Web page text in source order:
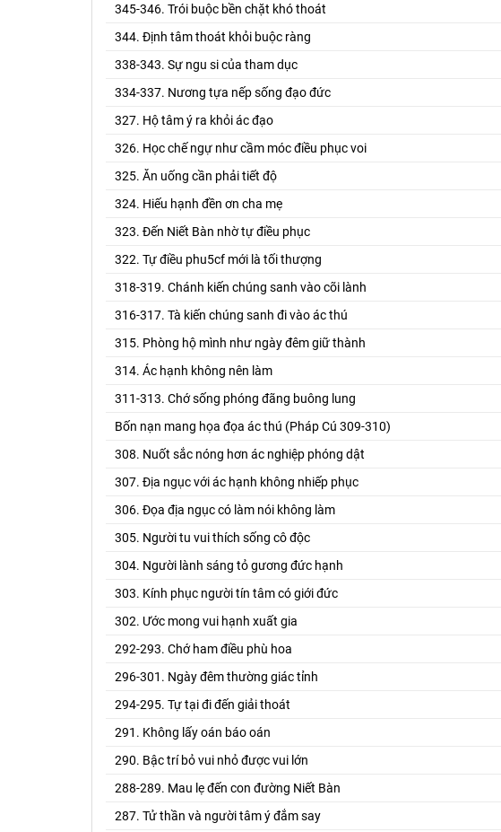
345-346. Trói buộc bền chặt khó thoát
344. Định tâm thoát khỏi buộc ràng
338-343. Sự ngu si của tham dục
334-337. Nương tựa nếp sống đạo đức
327. Hộ tâm ý ra khỏi ác đạo
326. Học chế ngự như cầm móc điều phục voi
325. Ăn uống cần phải tiết độ
324. Hiếu hạnh đền ơn cha mẹ
323. Đến Niết Bàn nhờ tự điều phục
322. Tự điều phu5cf mới là tối thượng
318-319. Chánh kiến chúng sanh vào cõi lành
316-317. Tà kiến chúng sanh đi vào ác thú
315. Phòng hộ mình như ngày đêm giữ thành
314. Ác hạnh không nên làm
311-313. Chớ sống phóng đãng buông lung
Bốn nạn mang họa đọa ác thú (Pháp Cú 309-310)
308. Nuốt sắc nóng hơn ác nghiệp phóng dật
307. Địa ngục với ác hạnh không nhiếp phục
306. Đọa địa ngục có làm nói không làm
305. Người tu vui thích sống cô độc
304. Người lành sáng tỏ gương đức hạnh
303. Kính phục người tín tâm có giới đức
302. Ước mong vui hạnh xuất gia
292-293. Chớ ham điều phù hoa
296-301. Ngày đêm thường giác tỉnh
294-295. Tự tại đi đến giải thoát
291. Không lấy oán báo oán
290. Bậc trí bỏ vui nhỏ được vui lớn
288-289. Mau lẹ đến con đường Niết Bàn
287. Tử thần và người tâm ý đắm say